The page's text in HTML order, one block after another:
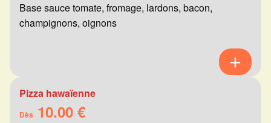
Base sauce tomate, fromage, lardons, bacon,
champignons, oignons
Pizza hawaïenne
Dès 10.00 €